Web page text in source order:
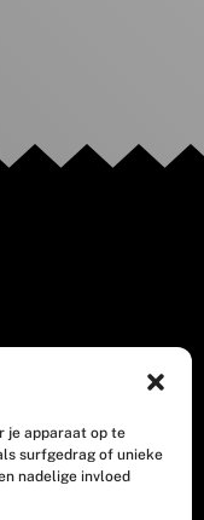
je apparaat op te
surfgedrag of unieke
nadelige invloed